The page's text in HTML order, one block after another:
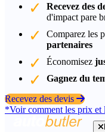
Recevez des
d'impact pare
Comparez les
partenaires
Économisez
Gagnez du
Recevez des devis
*Voir comment les prix et